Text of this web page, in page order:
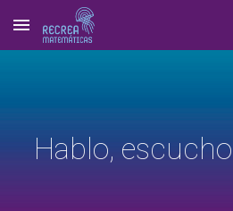
Skip to main content
Hablo,